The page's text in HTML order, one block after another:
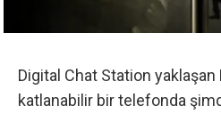
Digital Chat Station yaklaşan
katlanabilir bir telefonda